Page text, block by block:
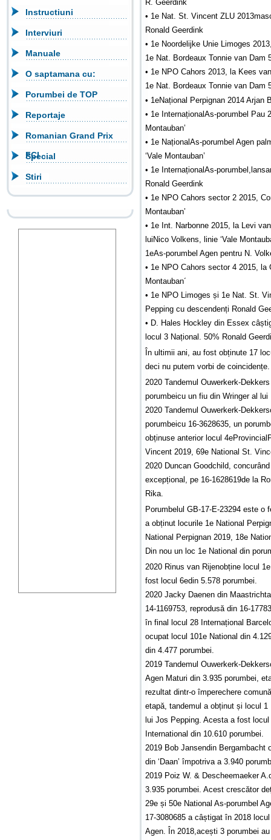
Instructiuni
Interviuri
Manuale
O saptamana cu:
Porumbei de TOP
Reportaje
Romanian Grand Prix
FCI
Special
Stiri
R. Geerdink
• 1e Nat. St. Vincent ZLU
Ronald Geerdink
• 1e Noordelijke Unie Limoges
1e Nat. Bordeaux Tonnie van Dam
• 1e NPO Cahors 2013, la Kees
1e Nat. Bordeaux Tonnie van Dam
• 1eNațional Perpignan 2014
• 1e InternaționalAs-porumbel Pau
Montauban’
• 1e NaționalAs-porumbel Agen
‘Vale Montauban’
• 1e InternaționalAs-
Ronald Geerdink
• 1e NPO Cahors sector 2 2015,
Montauban’
• 1e Int. Narbonne 2015, la Levi
luiNico Volkens, linie ‘Vale
1eAs-porumbel Agen pentru N.
• 1e NPO Cahors sector 4 2015, la
Montauban´
• 1e NPO Limoges și 1e Nat. St.
Pepping cu descendenți Ronald
• D. Hales Hockley din Essex
locul 3 Național. 50% Ronald
În ultimii ani, au fost obținute 17
deci nu putem vorbi de coincidențe.
2020 Tandemul Ouwerkerk-
porumbeicu un fiu din Wringer al lui
2020 Tandemul Ouwerkerk-
porumbeicu 16-3628635, un
obținuse anterior locul
Vincent 2019, 69e National St.
2020 Duncan Goodchild,
excepțional, pe 16-1628619de la
Rika.
Porumbelul GB-17-E-23294 este o
a obținut locurile 1e National
National Perpignan 2019, 18e
Din nou un loc 1e National din
2020 Rinus van Rijenobține locul
fost locul 6edin 5.578 porumbei.
2020 Jacky Daenen din
14-1169753, reprodusă din 16-
în final locul 28 Internațional
ocupat locul 101e National din
din 4.477 porumbei.
2019 Tandemul Ouwerkerk-
Agen Maturi din 3.935 porumbei,
rezultat dintr-o împerechere
etapă, tandemul a obținut și locul 1
lui Jos Pepping. Acesta a fost
International din 10.610 porumbei.
2019 Bob Jansendin Bergambacht
din ‘Daan’ împotriva a 3.940
2019 Poiz W. & Descheemaeker
3.935 porumbei. Acest crescător
29e și 50e National As-porumbel
17-3080685 a câștigat în 2018
Agen. În 2018,acești 3 porumbei